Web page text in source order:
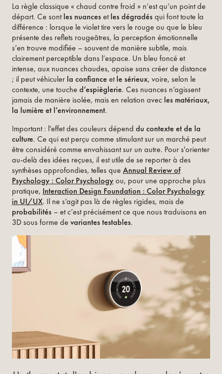
La règle classique « chaud contre froid » n’est qu’un point de
départ. Ce sontles nuancesetles dégradésqui font toute la
différence : lorsque le violet tire vers le rouge ou que le bleu
présente des reflets rougeâtres, la perception émotionnelle
s’en trouve modifiée – souvent de manière subtile, mais
clairement perceptible dans l’espace. Un bleu foncé et
intense, aux nuances chaudes, apaise sans créer de distance
; il peut véhiculer la confiance etle sérieux, voire, selon le
contexte, une touche d’espièglerie. Ces nuances n’agissent
jamais de manière isolée, mais en relation avec les matériaux,
la lumière et l’environnement.
Important : l'effet des couleurs dépend du contexte et de la
culture. Ce qui est perçu comme stimulant sur un marché peut
être considéré comme envahissant sur un autre. Pour s'orienter
au-delà des idées reçues, il est utile de se reporter à des
synthèses approfondies, telles que Annual Review of
Psychology : Color Psychologyou, pour une approche plus
pratique, Interaction Design Foundation : Color Psychology
in UI/UX. Il ne s’agit pas là de règles rigides, mais de
probabilités – et c’est précisément ce que nous traduisons en
3D sous forme de variantes testables.